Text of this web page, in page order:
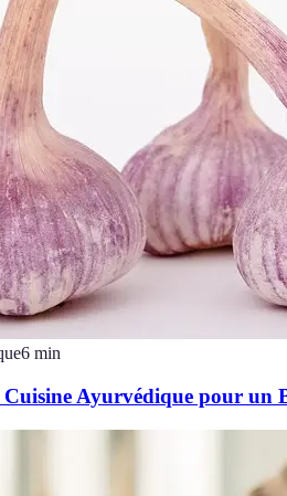
6 min
Cuisine Ayurvédique pour un